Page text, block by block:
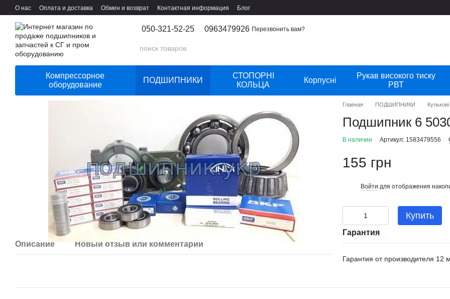
Перейти к основному контенту
О нас Оплата и доставка Обмен и возврат Контактная информация Блог
050-321-52-25 0963479926 Перезвонить вам?
Компрессорное
оборудование
ПОДШИПНИКИ
СТОПОРНІ
КОЛЬЦА
Корпусні
Рукав високого тиску
РВТ
Описание Новый отзыв или комментарий
Главная ПОДШИПНИКИ Кулькові
Подшипник 6
В наличии Артикул: 1583479556
155 грн
Войти для отображения
Купить
Гарантия
Гарантия от производителя 12